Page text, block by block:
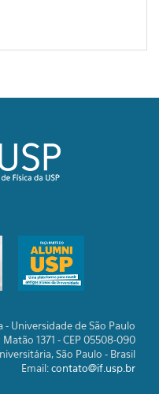
- Universidade de São Paulo
Matão 1371 - CEP 05508-090
São Paulo - Brasil
Email:contato@if.usp.br